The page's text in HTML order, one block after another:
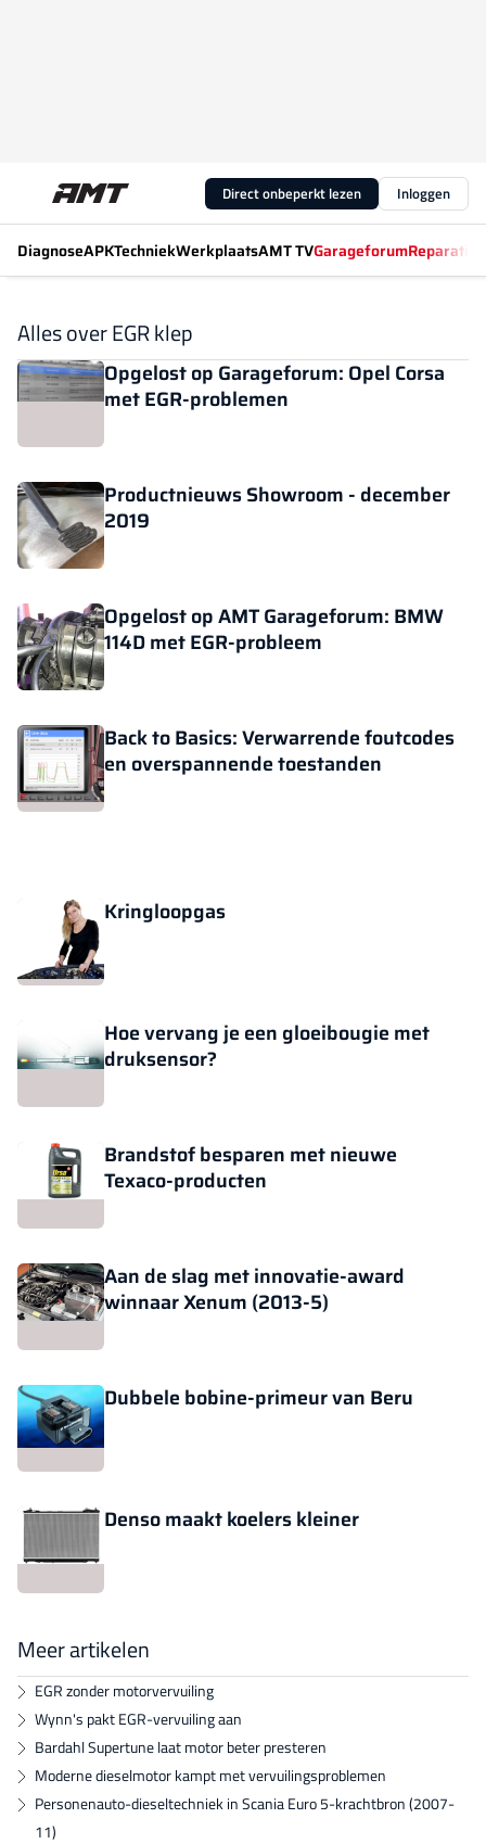
Direct onbeperkt lezen Inloggen
DiagnoseAPKTechniekWerkplaatsAMT TVGarageforum
Alles over EGR klep
Opgelost op Garageforum: Opel Corsa
met EGR-problemen
Productnieuws Showroom - december
2019
Opgelost op AMT Garageforum: BMW
114D met EGR-probleem
Back to Basics: Verwarrende foutcodes
en overspannende toestanden
Kringloopgas
Hoe vervang je een gloeibougie met
druksensor?
Brandstof besparen met nieuwe
Texaco-producten
Aan de slag met innovatie-award
winnaar Xenum (2013-5)
Dubbele bobine-primeur van Beru
Denso maakt koelers kleiner
Meer artikelen
EGR zonder motorvervuiling
Wynn's pakt EGR-vervuiling aan
Bardahl Supertune laat motor beter presteren
Moderne dieselmotor kampt met vervuilingsproblemen
Personenauto-dieseltechniek in Scania Euro 5-krachtbron (2007-
11)